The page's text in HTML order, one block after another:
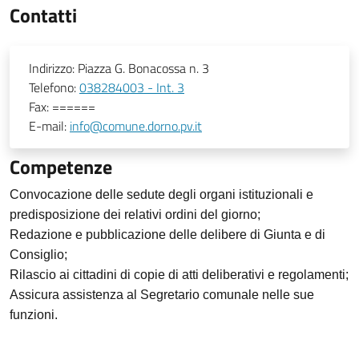
Contatti
Indirizzo: Piazza G. Bonacossa n. 3
Telefono:038284003 - Int. 3
Fax: ======
E-mail: info@comune.dorno.pv.it
Competenze
Convocazione delle sedute degli organi istituzionali e
predisposizione dei relativi ordini del giorno;
Redazione e pubblicazione delle delibere di Giunta e di
Consiglio;
Rilascio ai cittadini di copie di atti deliberativi e regolamenti;
Assicura assistenza al Segretario comunale nelle sue
funzioni.